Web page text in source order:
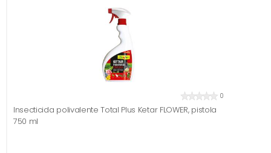
0
Insecticida polivalente Total Plus Ketar FLOWER, pistola
750 ml